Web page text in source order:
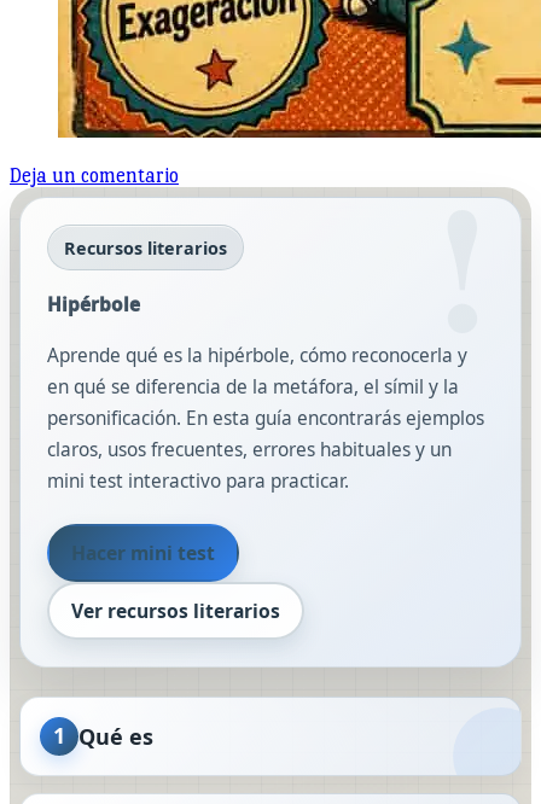
Deja un comentarioen
Hipérbole
Recursos literarios
Hipérbole
Aprende qué es la hipérbole, cómo reconocerla y
en qué se diferencia de la metáfora, el símil y la
personificación. En esta guía encontrarás ejemplos
claros, usos frecuentes, errores habituales y un
mini test interactivo para practicar.
Hacer mini test
Ver recursos literarios
1 Qué es